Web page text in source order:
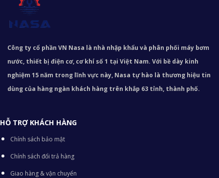
Công ty cổ phần VN Nasa là nhà nhập khẩu và phân phối máy bơm
nước, thiết bị điện cơ, cơ khí số 1 tại Việt Nam. Với bề dày kinh
nghiệm 15 năm trong lĩnh vực này, Nasa tự hào là thương hiệu tin
dùng của hàng ngàn khách hàng trên khắp 63 tỉnh, thành phố.
HỖ TRỢ KHÁCH HÀNG
Chính sách bảo mật
Chính sách đổi trả hàng
Giao hàng & vận chuyển